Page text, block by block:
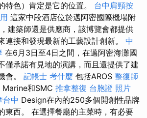
特色）肯定是它的位置。 台中肩頸按
這家中段酒店位於邁阿密國際機場附
建築師還是供應商，該博覽會都提供
連接和發現最新的工藝設計創新。 中
在6月3日至4日之間，在邁阿密海灘國
僅承諾有見地的演講，而且還提供了建
會。 記帳士 考什麼 包括AROS 整復師
Marine和SMC 推拿整復 台胞證 照片
台中 Design在內的250多個開創性品牌
東西。 在選擇餐廳的主菜時，有必要